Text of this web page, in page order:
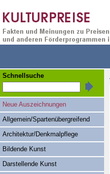
Schnellsuche
Neue Auszeichnungen
Allgemein/Spartenübergreifend
Architektur/Denkmalpflege
Bildende Kunst
Darstellende Kunst